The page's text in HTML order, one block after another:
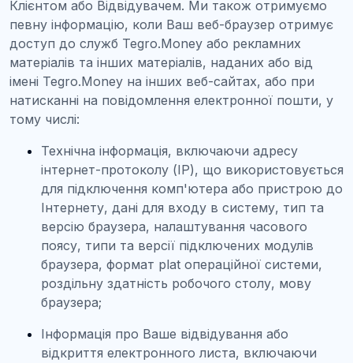
Клієнтом або Відвідувачем. Ми також отримуємо
певну інформацію, коли Ваш веб-браузер отримує
доступ до служб Tegro.Money або рекламних
матеріалів та інших матеріалів, наданих або від
імені Tegro.Money на інших веб-сайтах, або при
натисканні на повідомлення електронної пошти, у
тому числі:
Технічна інформація, включаючи адресу
інтернет-протоколу (IP), що використовується
для підключення комп'ютера або пристрою до
Інтернету, дані для входу в систему, тип та
версію браузера, налаштування часового
поясу, типи та версії підключених модулів
браузера, формат plat операційної системи,
роздільну здатність робочого столу, мову
браузера;
Інформація про Ваше відвідування або
відкриття електронного листа, включаючи